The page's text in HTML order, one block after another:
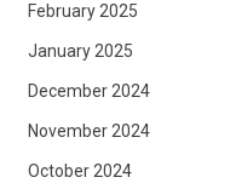
February 2025
January 2025
December 2024
November 2024
October 2024